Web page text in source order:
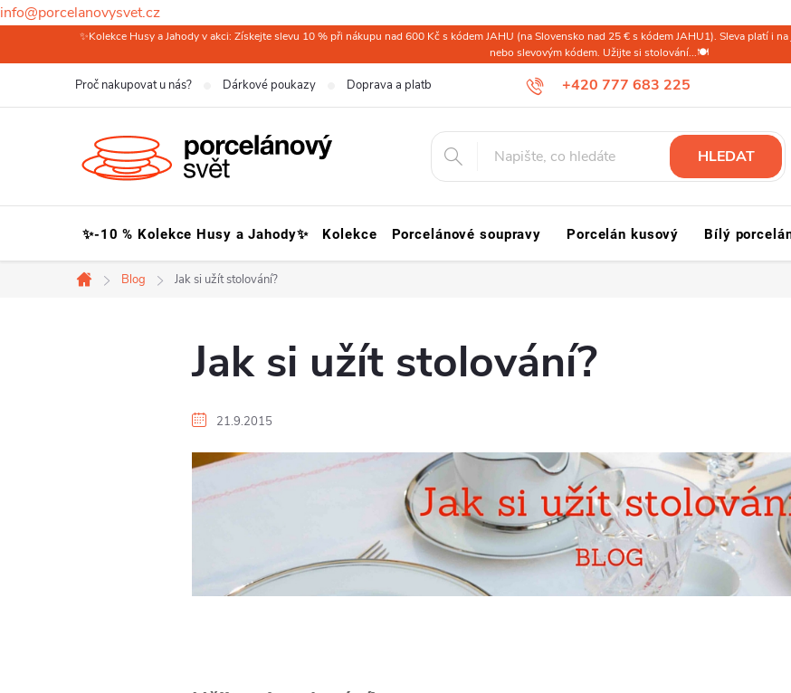
info@porcelanovysvet.cz
na
✨Kolekce Husy a Jahody v akci: Získejte slevu 10 % při nákupu nad 600 Kč s kódem JAHU (na Slovensko nad 25 € s kódem JAHU1). Sleva platí i
nebo slevovým kódem. Užijte si stolování...🍽️
+420 777 683 225
Proč nakupovat u nás? Dárkové poukazy Doprava a platba ČR Doprava a platba Slovensko a svět
HLEDAT
✨-10 % Kolekce Husy a Jahody✨ Kolekce Porcelánové soupravy Porcelán kusový Bílý
Domů
Blog Jak si užít stolování?
Jak si užít stolování?
21.9.2015